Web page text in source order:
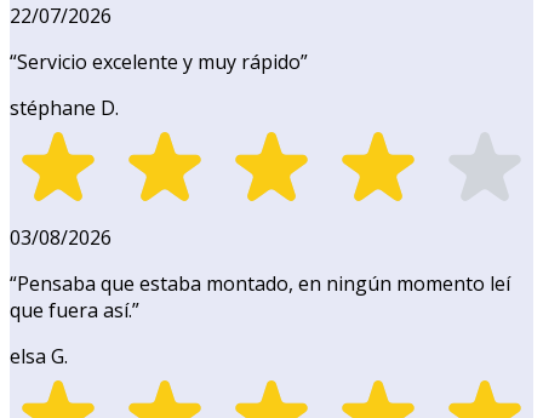
22/07/2026
“Servicio excelente y muy rápido”
stéphane D.
03/08/2026
“Pensaba que estaba montado, en ningún momento leí
que fuera así.”
elsa G.